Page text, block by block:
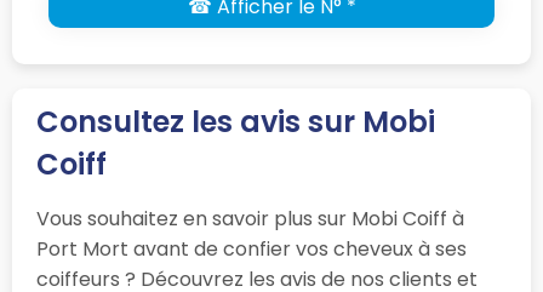
☎ Afficher le N° *
Consultez les avis sur Mobi
Coiff
Vous souhaitez en savoir plus sur Mobi Coiff à
Port Mort avant de confier vos cheveux à ses
coiffeurs ? Découvrez les avis de nos clients et